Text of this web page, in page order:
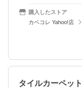
購入したストア
カベコレ Yahoo!店
タイルカーペット